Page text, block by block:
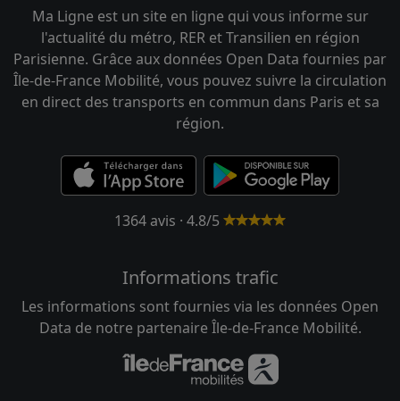
Ma Ligne est un site en ligne qui vous informe sur
l'actualité du métro, RER et Transilien en région
Parisienne. Grâce aux données Open Data fournies par
Île-de-France Mobilité, vous pouvez suivre la circulation
en direct des transports en commun dans Paris et sa
région.
1364 avis · 4.8/5
Informations trafic
Les informations sont fournies via les données Open
Data de notre partenaire Île-de-France Mobilité.